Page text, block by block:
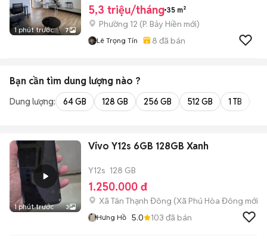
1 phút trước 7
5,3 triệu/tháng 35 m²
Phường 12 (P. Bảy Hiền mới)
Lê Trọng Tín 8 đã bán
Bạn cần tìm dung lượng nào ?
Dung lượng: 64 GB 128 GB 256 GB 512 GB 1 TB
1 phút trước 3
Vivo Y12s 6GB 128GB Xanh
Y12s 128 GB
1.250.000 đ
Xã Tân Thạnh Đông (Xã Phú Hòa Đông mới)
Hưng Hồ 5.0 103 đã bán